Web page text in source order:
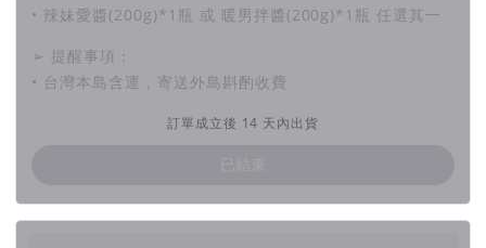
• 辣妹愛醬(200g)*1瓶 或 暖男拌醬(200g)*1瓶 任選其一
➢ 提醒事項：
• 台灣本島含運，寄送外島斟酌收費
訂單成立後 14 天內出貨